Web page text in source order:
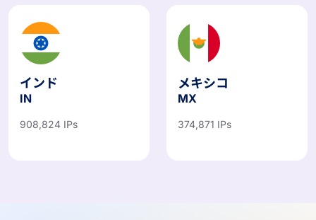
インド
IN
908,824 IPs
メキシコ
MX
374,871 IPs